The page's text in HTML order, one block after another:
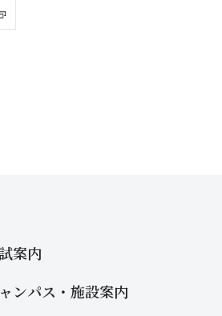
案内
ンパス・施設案内